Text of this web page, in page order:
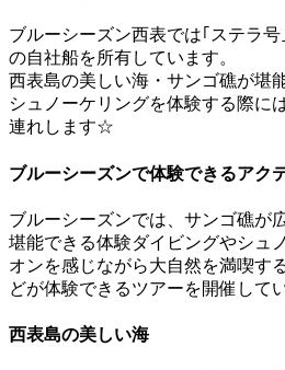
ブルーシーズン西表では｢ステラ
の自社船を所有しています。
西表島の美しい海・サンゴ礁が堪
シュノーケリングを体験する際に
連れします☆
ブルーシーズンで体験できるアク
ブルーシーズンでは、サンゴ礁が
堪能できる体験ダイビングやシュ
オンを感じながら大自然を満喫す
どが体験できるツアーを開催して
西表島の美しい海